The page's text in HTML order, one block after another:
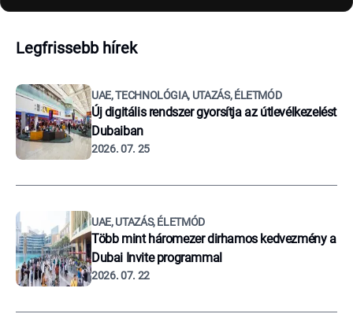
Legfrissebb hírek
UAE, TECHNOLÓGIA, UTAZÁS, ÉLETMÓD
Új digitális rendszer gyorsítja az útlevélkezelést
Dubaiban
2026. 07. 25
UAE, UTAZÁS, ÉLETMÓD
Több mint háromezer dirhamos kedvezmény a
Dubai Invite programmal
2026. 07. 22